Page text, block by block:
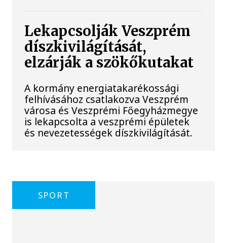
Lekapcsolják Veszprém
díszkivilágítását,
elzárják a szökőkutakat
A kormány energiatakarékossági
felhívásához csatlakozva Veszprém
városa és Veszprémi Főegyházmegye
is lekapcsolta a veszprémi épületek
és nevezetességek díszkivilágítását.
SPORT